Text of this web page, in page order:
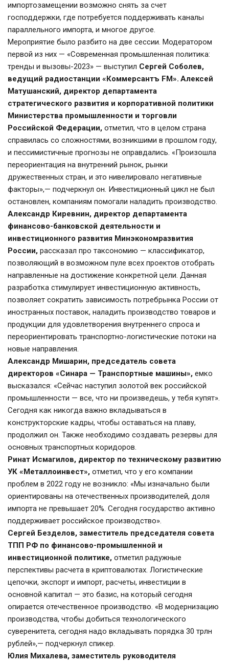
импортозамещении возможно снять за счет
господдержки, где потребуется поддерживать каналы
параллельного импорта, и многое другое.
Мероприятие было разбито на две сессии. Модератором
первой из них — «Современная промышленная политика:
тренды и вызовы-2023» — выступил Сергей Соболев,
ведущий радиостанции «Коммерсантъ FM». Алексей
Матушанский, директор департамента
стратегического развития и корпоративной политики
Министерства промышленности и торговли
Российской Федерации, отметил, что в целом страна
справилась со сложностями, возникшими в прошлом году,
и пессимистичные прогнозы не оправдались. «Произошла
переориентация на внутренний рынок, рынки
дружественных стран, и это нивелировало негативные
факторы»,— подчеркнул он. Инвестиционный цикл не был
остановлен, компаниям помогали наладить производство.
Александр Киревнин, директор департамента
финансово-банковской деятельности и
инвестиционного развития Минэкономразвития
России, рассказал про таксономию — классификатор,
позволяющий в возможном пуле всех проектов отобрать
направленные на достижение конкретной цели. Данная
разработка стимулирует инвестиционную активность,
позволяет сократить зависимость потребрынка России от
иностранных поставок, наладить производство товаров и
продукции для удовлетворения внутреннего спроса и
переориентировать транспортно-логистические потоки на
новые направления.
Александр Мишарин, председатель совета
директоров «Синара — Транспортные машины», емко
высказался: «Сейчас наступил золотой век российской
промышленности — все, что ни произведешь, у тебя купят».
Сегодня как никогда важно вкладываться в
конструкторские кадры, чтобы оставаться на плаву,
продолжил он. Также необходимо создавать резервы для
основных транспортных коридоров.
Ринат Исмагилов, директор по техническому развитию
УК «Металлоинвест», отметил, что у его компании
проблем в 2022 году не возникло: «Мы изначально были
ориентированы на отечественных производителей, доля
импорта не превышает 20%. Сегодня государство активно
поддерживает российское производство».
Сергей Безделов, заместитель председателя совета
ТПП РФ по финансово-промышленной и
инвестиционной политике, отметил радужные
перспективы расчета в криптовалютах. Логистические
цепочки, экспорт и импорт, расчеты, инвестиции в
основной капитал — это базис, на который сегодня
опирается отечественное производство. «В модернизацию
производства, чтобы добиться технологического
суверенитета, сегодня надо вкладывать порядка 30 трлн
рублей»,— подчеркнул спикер.
Юлия Михалева, заместитель руководителя